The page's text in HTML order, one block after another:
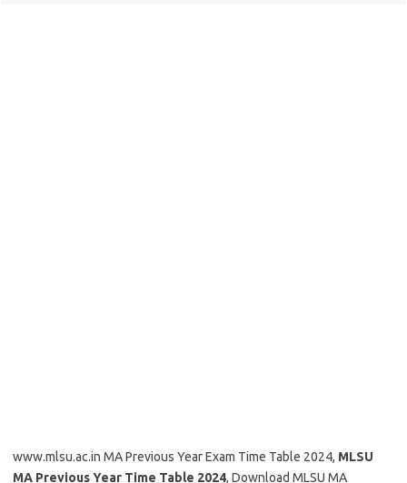
www.mlsu.ac.in MA Previous Year Exam Time Table 2024, MLSU
MA Previous Year Time Table 2024, Download MLSU MA